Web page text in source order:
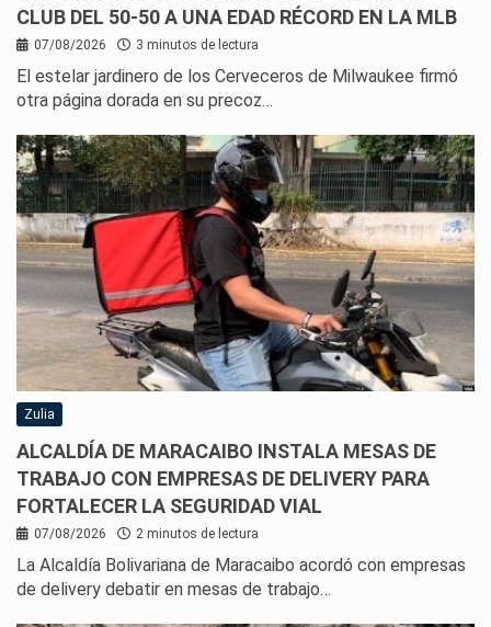
CLUB DEL 50-50 A UNA EDAD RÉCORD EN LA MLB
07/08/2026 3 minutos de lectura
El estelar jardinero de los Cerveceros de Milwaukee firmó
otra página dorada en su precoz…
Zulia
ALCALDÍA DE MARACAIBO INSTALA MESAS DE
TRABAJO CON EMPRESAS DE DELIVERY PARA
FORTALECER LA SEGURIDAD VIAL
07/08/2026 2 minutos de lectura
La Alcaldía Bolivariana de Maracaibo acordó con empresas
de delivery debatir en mesas de trabajo…